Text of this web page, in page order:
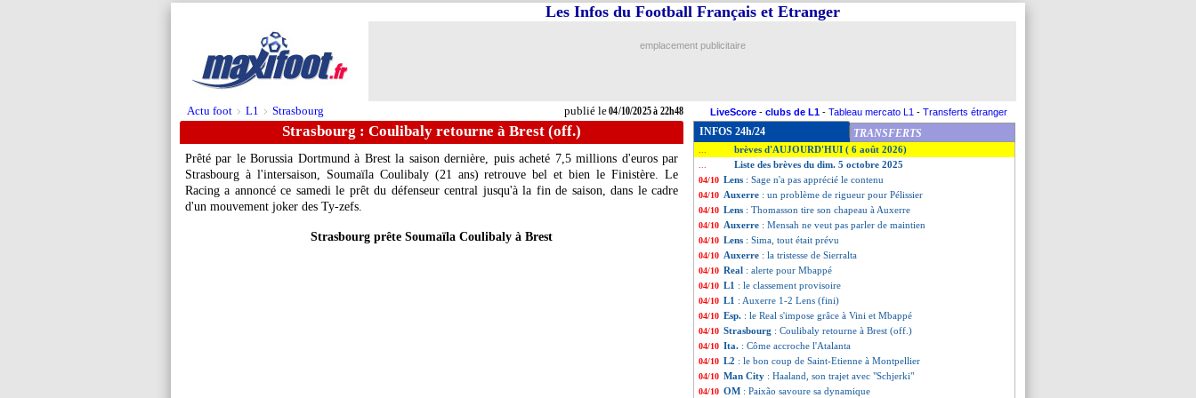
Actu foot > L1 > Strasbourg publié le04/10/2025 à 22h48
Les Infos du Football Français et Etranger
emplacement publicitaire
LiveScore - clubs de L1 - Tableau mercato L1 - Transferts étranger
Strasbourg : Coulibaly retourne à Brest (off.)
Prêté par le Borussia Dortmund à Brest la saison dernière, puis acheté 7,5 millions d'euros par
Strasbourg à l'intersaison, Soumaïla Coulibaly (21 ans) retrouve bel et bien le Finistère. Le
Racing a annoncé ce samedi le prêt du défenseur central jusqu'à la fin de saison, dans le cadre
d'un mouvement joker des Ty-zefs.
Strasbourg prête Soumaïla Coulibaly à Brest
INFOS 24h/24 TRANSFERTS
brèves d'AUJOURD'HUI ( 6 août 2026)
Liste des brèves du dim. 5 octobre 2025
04/10 Lens : Sage n'a pas apprécié le contenu
04/10 Auxerre : un problème de rigueur pour Pélissier
04/10 Lens : Thomasson tire son chapeau à Auxerre
04/10 Auxerre : Mensah ne veut pas parler de maintien
04/10 Lens : Sima, tout était prévu
04/10 Auxerre : la tristesse de Sierralta
04/10 Real : alerte pour Mbappé
04/10 L1 : le classement provisoire
04/10 L1 : Auxerre 1-2 Lens (fini)
04/10 Esp. : le Real s'impose grâce à Vini et Mbappé
04/10 Strasbourg : Coulibaly retourne à Brest (off.)
04/10 Ita. : Côme accroche l'Atalanta
04/10 L2 : le bon coup de Saint-Etienne à Montpellier
04/10 Man City : Haaland, son trajet avec "Schjerki"
04/10 OM : Paixão savoure sa dynamique